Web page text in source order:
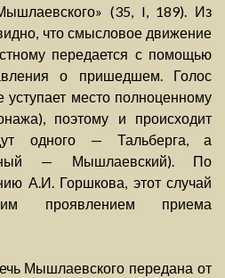
(35, I, 189). Из
что смысловое движение
передается с помощью
о пришедшем. Голос
место полноценному
поэтому и происходит
одного — Тальберга, а
— Мышлаевский). По
А.И. Горшкова, этот случай
проявлением приема
Мышлаевского передана от